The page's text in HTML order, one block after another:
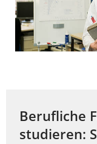
Berufliche
studieren: